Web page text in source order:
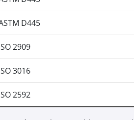
Óleo para
Proporciona maior
Apresenta alta
Mantém o óleo